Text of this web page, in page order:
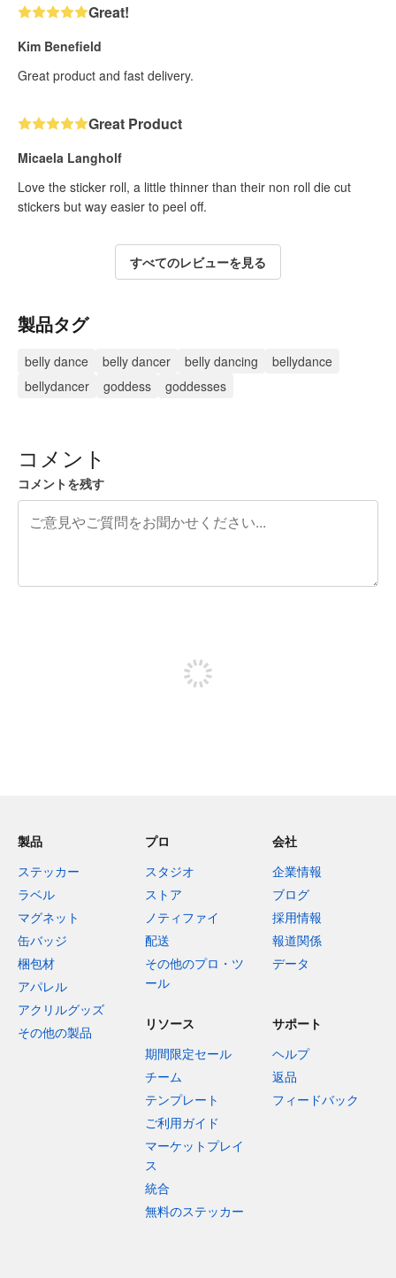
Great!
Kim Benefield
Great product and fast delivery.
Great Product
Micaela Langholf
Love the sticker roll, a little thinner than their non roll die cut
stickers but way easier to peel off.
すべてのレビューを見る
製品タグ
belly dance belly dancer belly dancing
bellydance
bellydancer
goddess goddesses
コメント
コメントを残す
製品
ステッカー
ラベル
マグネット
缶バッジ
梱包材
アパレル
アクリルグッズ
その他の製品
プロ
スタジオ
ストア
ノティファイ
配送
その他のプロ・ツ
ール
会社
企業情報
ブログ
採用情報
報道関係
データ
リソース
期間限定セール
チーム
テンプレート
ご利用ガイド
マーケットプレイ
ス
統合
無料のステッカー
サポート
ヘルプ
返品
フィードバック